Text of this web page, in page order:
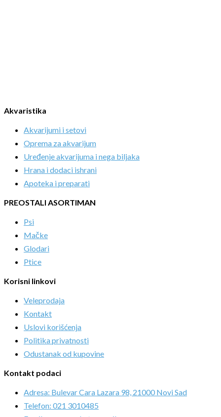
Akvaristika
Akvarijumi i setovi
Oprema za akvarijum
Uređenje akvarijuma i nega biljaka
Hrana i dodaci ishrani
Apoteka i preparati
PREOSTALI ASORTIMAN
Psi
Mačke
Glodari
Ptice
Korisni linkovi
Veleprodaja
Kontakt
Uslovi korišćenja
Politika privatnosti
Odustanak od kupovine
Kontakt podaci
Adresa: Bulevar Cara Lazara 98, 21000 Novi Sad
Telefon: 021 3010485